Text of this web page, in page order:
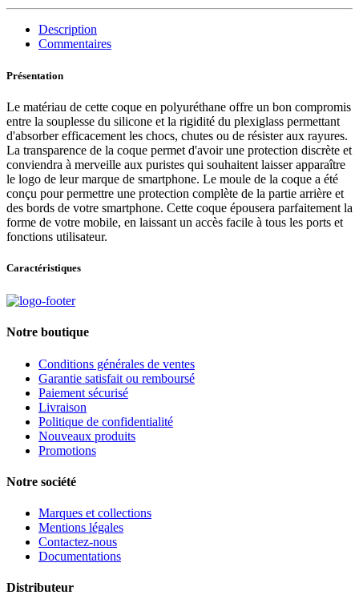
Description
Commentaires
Présentation
Le matériau de cette coque en polyuréthane offre un bon compromis
entre la souplesse du silicone et la rigidité du plexiglass permettant
d'absorber efficacement les chocs, chutes ou de résister aux rayures.
La transparence de la coque permet d'avoir une protection discrète et
conviendra à merveille aux puristes qui souhaitent laisser apparaître
le logo de leur marque de smartphone. Le moule de la coque a été
conçu pour permettre une protection complète de la partie arrière et
des bords de votre smartphone. Cette coque épousera parfaitement la
forme de votre mobile, en laissant un accès facile à tous les ports et
fonctions utilisateur.
Caractéristiques
Notre boutique
Conditions générales de ventes
Garantie satisfait ou remboursé
Paiement sécurisé
Livraison
Politique de confidentialité
Nouveaux produits
Promotions
Notre société
Marques et collections
Mentions légales
Contactez-nous
Documentations
Distributeur